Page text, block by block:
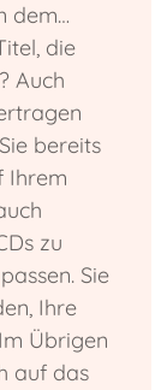
dem…
die
Auch
bereits
Ihrem
zu
Sie
Ihre
Übrigen
auf das